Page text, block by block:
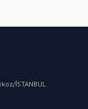
İSTANBUL